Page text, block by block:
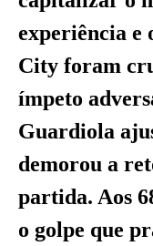
experiência e
City foram
ímpeto
Guardiola
demorou a
partida. Aos
o golpe que